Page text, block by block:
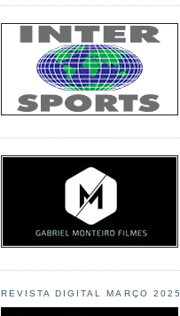
REVISTA DIGITAL MARÇO 2025